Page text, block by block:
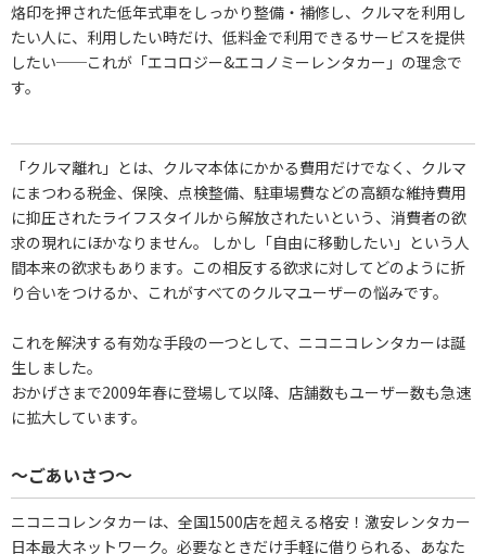
烙印を押された低年式車をしっかり整備・補修し、クルマを利用し
たい人に、利用したい時だけ、低料金で利用できるサービスを提供
したい──これが「エコロジー&エコノミーレンタカー」の理念で
す。
「クルマ離れ」とは、クルマ本体にかかる費用だけでなく、クルマ
にまつわる税金、保険、点検整備、駐車場費などの高額な維持費用
に抑圧されたライフスタイルから解放されたいという、消費者の欲
求の現れにほかなりません。 しかし「自由に移動したい」という人
間本来の欲求もあります。この相反する欲求に対してどのように折
り合いをつけるか、これがすべてのクルマユーザーの悩みです。
これを解決する有効な手段の一つとして、ニコニコレンタカーは誕
生しました。
おかげさまで2009年春に登場して以降、店舗数もユーザー数も急速
に拡大しています。
～ごあいさつ～
ニコニコレンタカーは、全国1500店を超える格安！激安レンタカー
日本最大ネットワーク。必要なときだけ手軽に借りられる、あなた